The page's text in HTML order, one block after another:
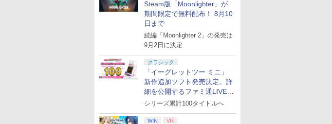
Steam版「Moonlighter」が
期間限定で無料配布！ 8月10
日まで
続編「Moonlighter 2」の発売は
9月2日に決定
クラシック
「イーグレットツー ミニ」
新作追加ソフト発売決定。詳
細を公開するファミ通LIVEが
8月27日20時から配信
シリーズ累計100タイトルへ
WIN VR